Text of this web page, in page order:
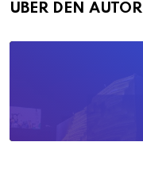
ÜBER DEN AUTOR